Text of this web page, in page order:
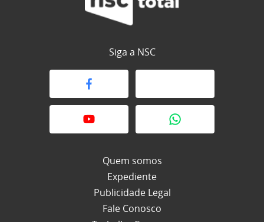
Siga a NSC
Quem somos
Expediente
Publicidade Legal
Fale Conosco